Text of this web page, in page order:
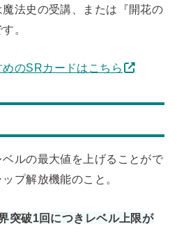
法史の受講、または『開花の
。
のSRカードはこちら
ルの最大値を上げることがで
プ解放機能のこと。
突破1回につきレベル上限が